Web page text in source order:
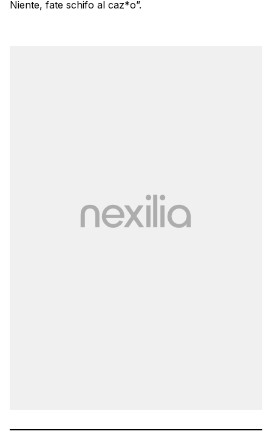
Niente, fate schifo al caz*o”.